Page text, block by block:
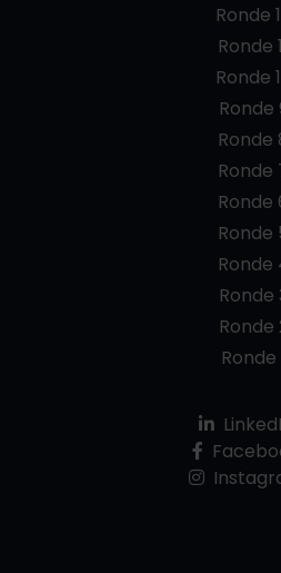
Ronde
Ronde
Ronde
Ronde
Ronde
Ronde
Ronde
Ronde
Ronde
Ronde
Ronde
Ronde